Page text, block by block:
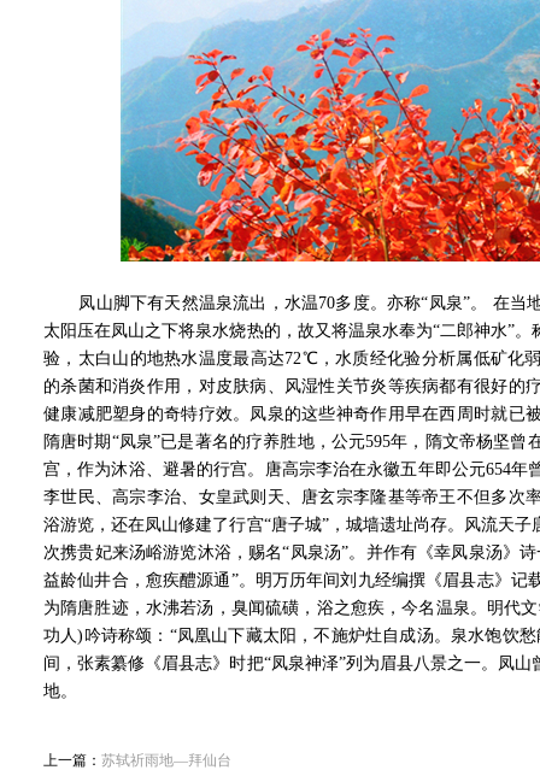
凤山脚下有天然温泉流出，水温70多度。亦称“凤泉”。 在当
太阳压在凤山之下将泉水烧热的，故又将温泉水奉为“二郎神水”
验，太白山的地热水温度最高达72℃，水质经化验分析属低矿化
的杀菌和消炎作用，对皮肤病、风湿性关节炎等疾病都有很好的
健康减肥塑身的奇特疗效。凤泉的这些神奇作用早在西周时就已
隋唐时期“凤泉”已是著名的疗养胜地，公元595年，隋文帝杨坚曾
宫，作为沐浴、避暑的行宫。唐高宗李治在永徽五年即公元654年
李世民、高宗李治、女皇武则天、唐玄宗李隆基等帝王不但多次
浴游览，还在凤山修建了行宫“唐子城”，城墙遗址尚存。风流天子
次携贵妃来汤峪游览沐浴，赐名“凤泉汤”。并作有《幸凤泉汤》
益龄仙井合，愈疾醴源通”。明万历年间刘九经编撰《眉县志》记
为隋唐胜迹，水沸若汤，臭闻硫磺，浴之愈疾，今名温泉。明代
功人)吟诗称颂：“凤凰山下藏太阳，不施炉灶自成汤。泉水饱饮
间，张素纂修《眉县志》时把“凤泉神泽”列为眉县八景之一。凤
地。
上一篇： 苏轼祈雨地—拜仙台